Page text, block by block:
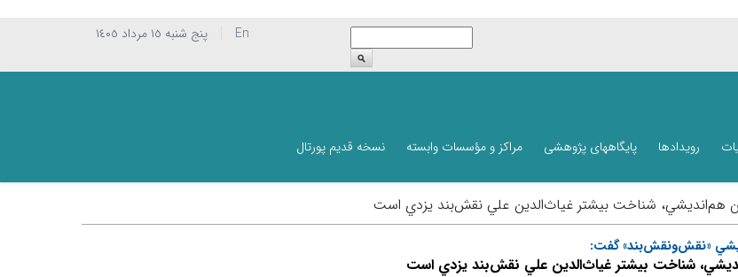
پنج شنبه ١٥ مرداد ١٤٠٥
En
رویدادها پایگاههای پژوهشی مراکز و مؤسسات وابسته نسخه قدیم پورتال
هم‌انديشي، شناخت بيشتر غياث‌الدين علي نقش‌بند يزدي است
«نقش‌ونقش‌بند» گفت:
شناخت بيشتر غياث‌الدين علي نقش‌بند يزدي است